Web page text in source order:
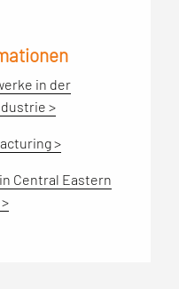
in der
>
>
Central Eastern